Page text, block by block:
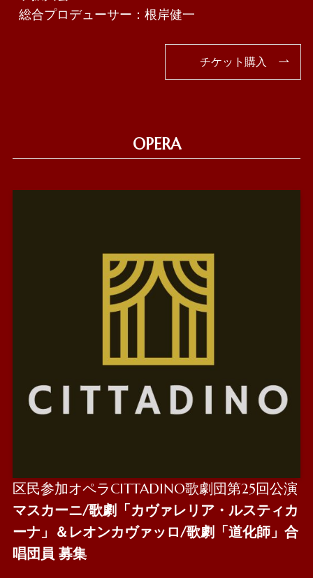
総合プロデューサー：根岸健一
チケット購入
OPERA
区民参加オペラCITTADINO歌劇団第25回公演
マスカーニ/歌劇「カヴァレリア・ルスティカ
ーナ」＆レオンカヴァッロ/歌劇「道化師」合
唱団員 募集